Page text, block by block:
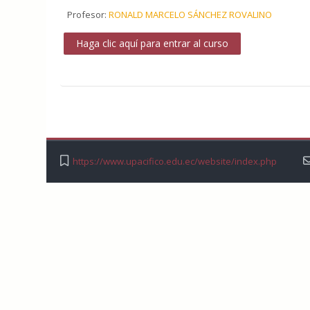
Profesor:RONALD MARCELO SÁNCHEZ ROVALINO
Haga clic aquí para entrar al curso
https://www.upacifico.edu.ec/website/index.php